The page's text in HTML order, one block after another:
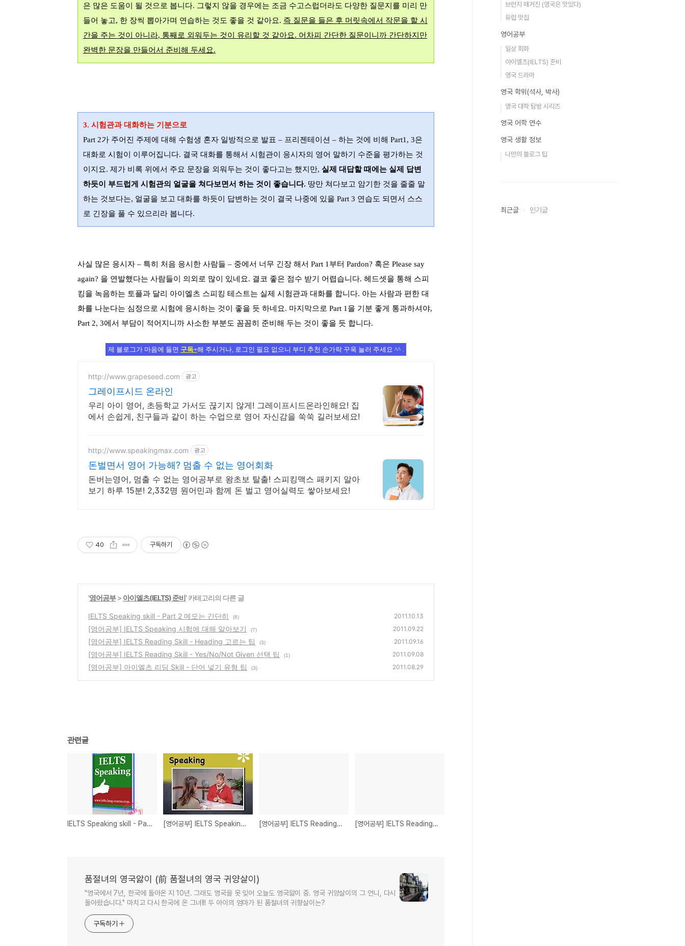
은 많은 도움이 될 것으로 봅니다. 그렇지 않을 경우에는 조금 수고스럽더라도 다양한 질문지를 미리 만
들어 놓고, 한 장씩 뽑아가며 연습하는 것도 좋을 것 같아요. 즉 질문을 들은 후 머릿속에서 작문을 할 시
간을 주는 것이 아니라, 통째로 외워두는 것이 유리할 것 같아요. 어차피 간단한 질문이니까 간단하지만
완벽한 문장을 만들어서 준비해 두세요.
3. 시험관과 대화하는 기분으로
Part 2가 주어진 주제에 대해 수험생 혼자 일방적으로 발표 – 프리젠테이션 – 하는 것에 비해 Part1, 3은
대화로 시험이 이루어집니다. 결국 대화를 통해서 시험관이 응시자의 영어 말하기 수준을 평가하는 것
이지요. 제가 비록 위에서 주요 문장을 외워두는 것이 좋다고는 했지만, 실제 대답할 때에는 실제 답변
하듯이 부드럽게 시험관의 얼굴을 쳐다보면서 하는 것이 좋습니다. 땅만 쳐다보고 암기한 것을 줄줄 말
하는 것보다는, 얼굴을 보고 대화를 하듯이 답변하는 것이 결국 나중에 있을 Part 3 연습도 되면서 스스
로 긴장을 풀 수 있으리라 봅니다.
사실 많은 응시자 – 특히 처음 응시한 사람들 – 중에서 너무 긴장 해서 Part 1 부터 Pardon? 혹은 Please say
again? 을 연발했다는 사람들이 의외로 많이 있네요. 결코 좋은 점수 받기 어렵습니다. 헤드셋을 통해 스피
킹을 녹음하는 토플과 달리 아이엘츠 스피킹 테스트는 실제 시험관과 대화를 합니다. 아는 사람과 편한 대
화를 나눈다는 심정으로 시험에 응시하는 것이 좋을 듯 하네요. 마지막으로 Part 1 을 기분 좋게 통과하셔야,
Part 2, 3에서 부담이 적어지니까 사소한 부분도 꼼꼼히 준비해 두는 것이 좋을 듯 합니다.
제 블로그가 마음에 들면 구독+해 주시거나, 로그인 필요 없으니 부디 추천 손가락 꾸욱 눌러 주세요 ^^ .
http://www.grapeseed.com 광고
그레이프시드 온라인
우리 아이 영어, 초등학교 가서도 끊기지 않게! 그레이프시드온라인해요! 집
에서 손쉽게, 친구들과 같이 하는 수업으로 영어 자신감을 쑥쑥 길러보세요!
http://www.speakingmax.com 광고
돈벌면서 영어 가능해? 멈출 수 없는 영어회화
돈버는영어, 멈출 수 없는 영어공부로 왕초보 탈출! 스피킹맥스 패키지 알아
보기 하루 15분! 2,332명 원어민과 함께 돈 벌고 영어실력도 쌓아보세요!
40 구독하기
'영어공부> 아이엘츠(IELTS) 준비' 카테고리의 다른 글
IELTS Speaking skill - Part 2 메모는 간단히 (6) 2011.10.13
[영어공부] IELTS Speaking 시험에 대해 알아보기 (7) 2011.09.22
[영어공부] IELTS Reading Skill - Heading 고르는 팁 (3) 2011.09.16
[영어공부] IELTS Reading Skill - Yes/No/Not Given 선택 팁 (1) 2011.09.08
[영어공부] 아이엘츠 리딩 Skill - 단어 넣기 유형 팁 (3) 2011.08.29
관련글
IELTS Speaking skill - Part 2 메모는 간단히 [영어공부] IELTS Speaking 시험에 대해 알아보기 [영어공부] IELTS Reading Skill - Heading 고르는 팁 [영어공부] IELTS Reading Skill - Yes/No/Not Given 선택 팁
품절녀의 영국앓이 (前 품절녀의 영국 귀양살이)
"영국에서 7년, 한국에 돌아온 지 10년. 그래도 영국을 못 잊어 오늘도 영국앓이 중. 영국 귀양살이의 그 언니, 다시
돌아왔습니다." 마치고 다시 한국에 온 그녀!!! 두 아이의 엄마가 된 품절녀의 귀향살이는?
구독하기
브런치 매거진 (영국은 맛있다)
유럽 맛집
영어공부
일상 회화
아이엘츠(IELTS) 준비
영국 드라마
영국 학위(석사, 박사)
영국 대학 탐방 시리즈
영국 어학 연수
영국 생활 정보
나만의 블로그 팁
최근글 인기글